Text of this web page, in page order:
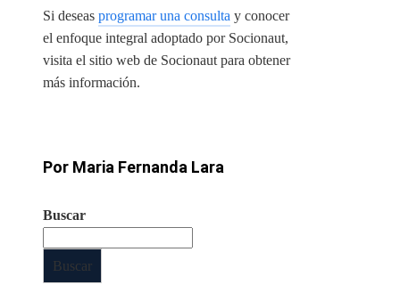
Si deseas programar una consulta y conocer
el enfoque integral adoptado por Socionaut,
visita el sitio web de Socionaut para obtener
más información.
Por Maria Fernanda Lara
Buscar
Buscar